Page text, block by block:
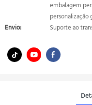
embalagem
personalização
Envio:
Suporte ao